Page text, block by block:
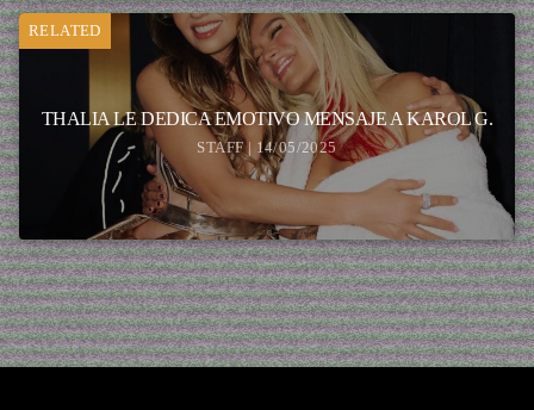
RELATED
THALIA LE DEDICA EMOTIVO MENSAJE A KAROL G.
STAFF | 14/05/2025